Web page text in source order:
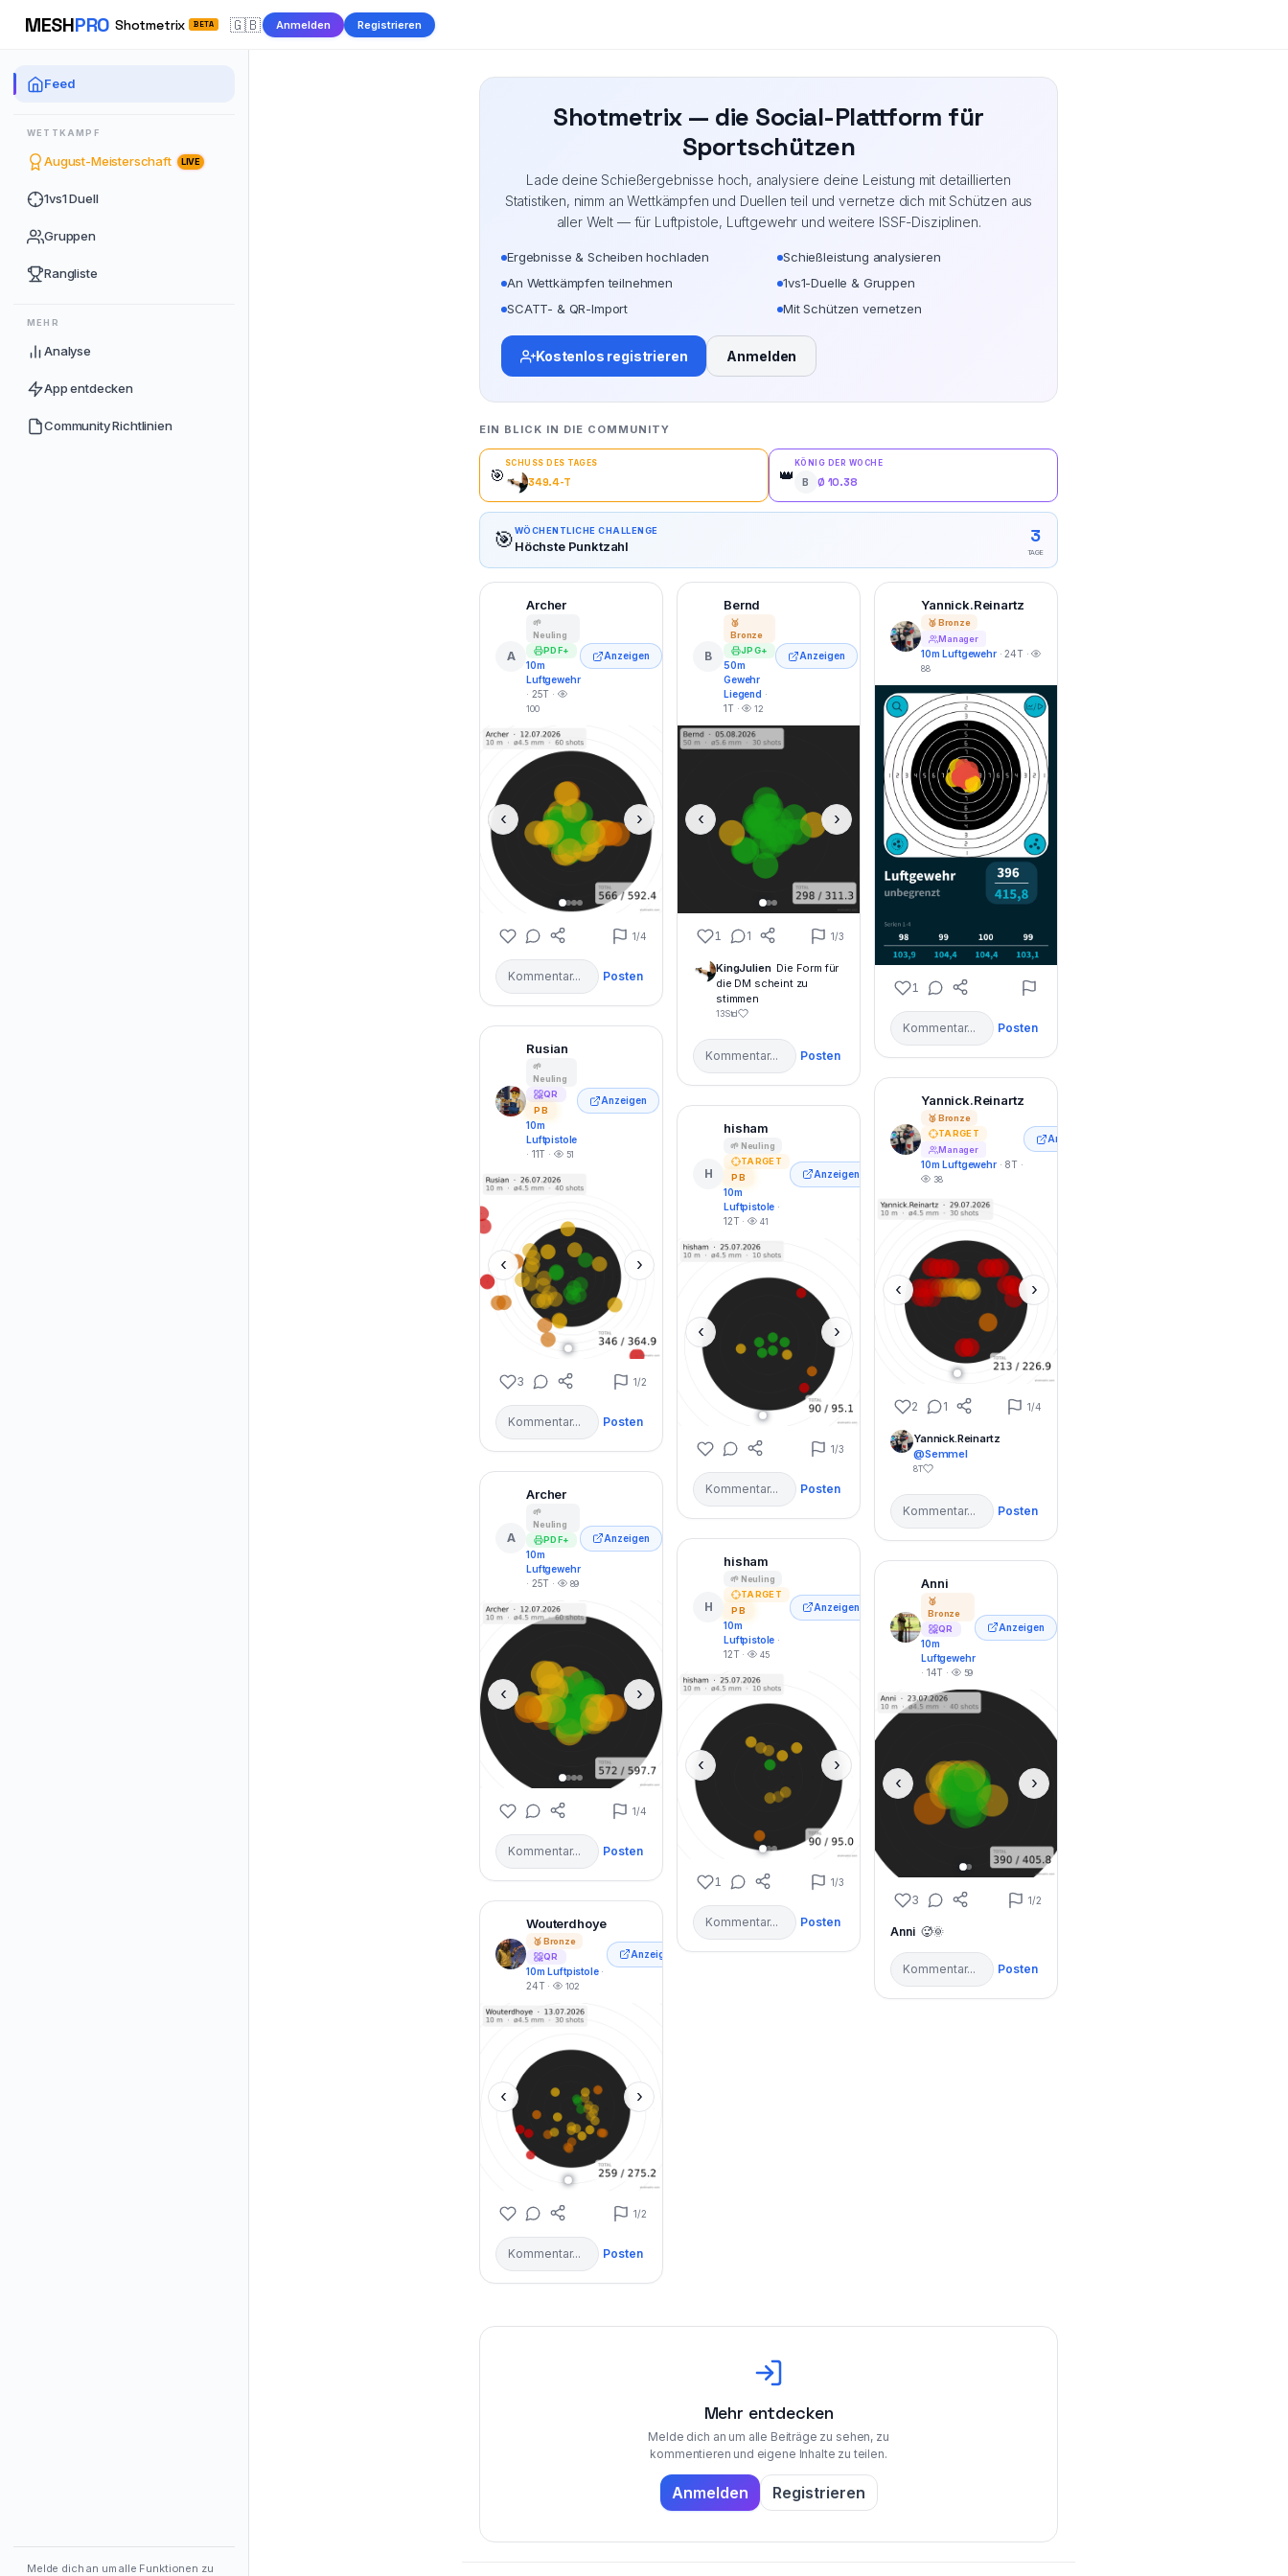
MESHPRO Shotmetrix BETA 🇬🇧 Anmelden Registrieren
Feed
WETTKAMPF
August-Meisterschaft LIVE
1vs1 Duell
Gruppen
Rangliste
MEHR
Analyse
App entdecken
Community Richtlinien
Melde dich an um alle Funktionen zu
Shotmetrix — die Social-Plattform für
Sportschützen
Lade deine Schießergebnisse hoch, analysiere deine Leistung mit detaillierten
Statistiken, nimm an Wettkämpfen und Duellen teil und vernetze dich mit Schützen aus
aller Welt — für Luftpistole, Luftgewehr und weitere ISSF-Disziplinen.
Ergebnisse & Scheiben hochladen
Schießleistung analysieren
An Wettkämpfen teilnehmen
1vs1-Duelle & Gruppen
SCATT- & QR-Import
Mit Schützen vernetzen
Kostenlos registrieren Anmelden
EIN BLICK IN DIE COMMUNITY
🎯
SCHUSS DES TAGES
349.4-T 👑
KÖNIG DER WOCHE
B Ø 10.38
🎯WÖCHENTLICHE CHALLENGE
Höchste Punktzahl 3
TAGE
A
Archer
🌱
Neuling
PDF+
10m
Luftgewehr
· 25T ·
100
Anzeigen
‹ ›
1/4
Posten
Rusian
🌱
Neuling
QR
PB
10m
Luftpistole
· 11T ·
51
Anzeigen
‹ ›
3 1/2
Posten
A
Archer
🌱
Neuling
PDF+
10m
Luftgewehr
· 25T ·
89
Anzeigen
‹ ›
1/4
Posten
Wouterdhoye
🥉 Bronze
QR
10m Luftpistole·
24T ·
102
Anzeigen
‹ ›
1/2
Posten
B
Bernd
🥉
Bronze
JPG+
50m
Gewehr
Liegend ·
1T ·
12
Anzeigen
‹ ›
1 1 1/3
KingJulien Die Form für
die DM scheint zu
stimmen
13Std
Posten
H
hisham
🌱 Neuling
TARGET
PB
10m
Luftpistole ·
12T ·
41
Anzeigen
‹ ›
1/3
Posten
H
hisham
🌱 Neuling
TARGET
PB
10m
Luftpistole ·
12T ·
45
Anzeigen
‹ ›
1 1/3
Posten
Yannick.Reinartz
🥉 Bronze
Manager
10m Luftgewehr · 24T ·
88
1
Posten
Yannick.Reinartz
🥉 Bronze
TARGET
Manager
10m Luftgewehr · 8T ·
38
Anzeigen
‹ ›
2 1 1/4
Yannick.Reinartz
@Semmel
8T
Posten
Anni
🥉
Bronze
QR
10m
Luftgewehr
· 14T ·
59
Anzeigen
‹ ›
3 1/2
Anni 🥵🌞
Posten
Mehr entdecken
Melde dich an um alle Beiträge zu sehen, zu
kommentieren und eigene Inhalte zu teilen.
Anmelden Registrieren